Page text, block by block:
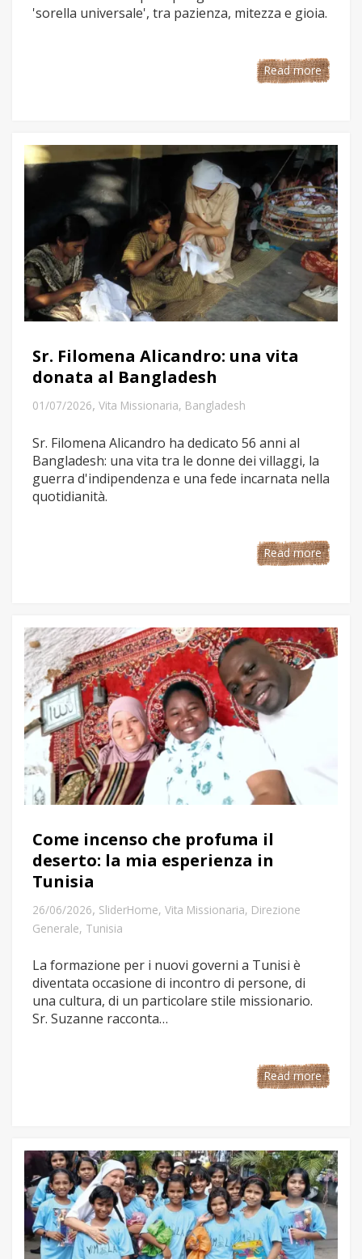
'sorella universale', tra pazienza, mitezza e gioia.
Read more
Sr. Filomena Alicandro: una vita
donata al Bangladesh
01/07/2026, Vita Missionaria, Bangladesh
Sr. Filomena Alicandro ha dedicato 56 anni al
Bangladesh: una vita tra le donne dei villaggi, la
guerra d'indipendenza e una fede incarnata nella
quotidianità.
Read more
Come incenso che profuma il
deserto: la mia esperienza in
Tunisia
26/06/2026, SliderHome, Vita Missionaria, Direzione
Generale, Tunisia
La formazione per i nuovi governi a Tunisi è
diventata occasione di incontro di persone, di
una cultura, di un particolare stile missionario.
Sr. Suzanne racconta…
Read more